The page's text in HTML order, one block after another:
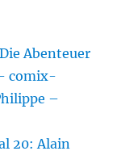
Abenteuer
comix-
–
20: Alain